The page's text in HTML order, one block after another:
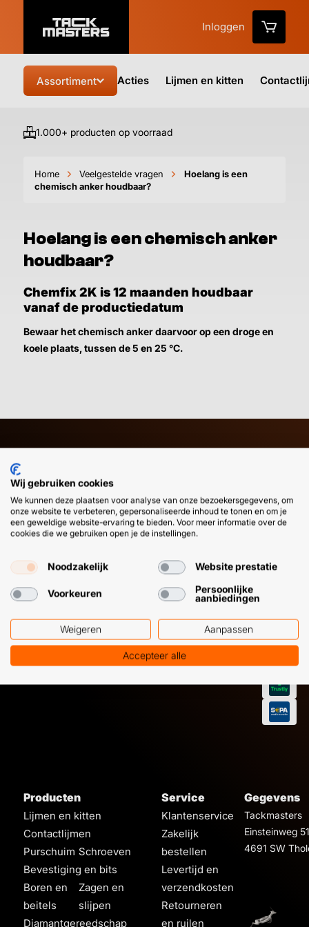
Inloggen
Assortiment Acties Lijmen en kitten
1.000+ producten op voorraad
Home Veelgestelde vragen
Hoelang is een
chemisch anker houdbaar?
Hoelang is een chemisch anker
houdbaar?
Chemfix 2K is 12 maanden houdbaar
vanaf de productiedatum
Bewaar het chemisch anker daarvoor op een droge en
koele plaats, tussen de 5 en 25 °C.
Klantenservice
+31 (0) 85 303
7224
WhatsApp
+31 (0) 6 11
12 09 51
EN SNEL
Producten
Lijmen en kitten
Contactlijmen
Purschuim Schroeven
Bevestiging en bits
Boren en
beitels
Zagen en
slijpen
Diamantgereedschap
Service
Klantenservice
Zakelijk
bestellen
Levertijd en
verzendkosten
Retourneren
en ruilen
Gegevens
Tackmasters
Einsteinweg 51
4691 SW
Wij gebruiken cookies
We kunnen deze plaatsen voor analyse van onze bezoekersgegevens, om
onze website te verbeteren, gepersonaliseerde inhoud te tonen en om je
een geweldige website-ervaring te bieden. Voor meer informatie over de
cookies die we gebruiken open je de instellingen.
Noodzakelijk Website prestatie
Voorkeuren
Persoonlijke
aanbiedingen
Weigeren Aanpassen
Accepteer alle